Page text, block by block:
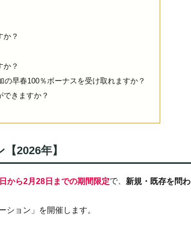
？
？
早春100％ボーナスを受け取れますか？
きますか？
2026年】
から2月28日までの期間限定で、 新規・既存を問わ
ション」を開催します。